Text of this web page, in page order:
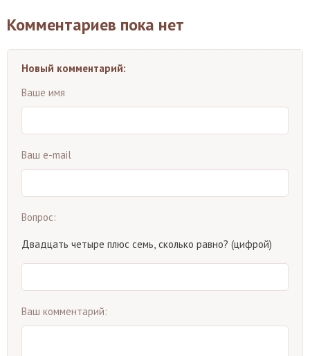
Комментариев пока нет
Новый комментарий:
Ваше имя
Ваш e-mail
Вопрос:
Двадцать четыре плюс семь, сколько равно? (цифрой)
Ваш комментарий: